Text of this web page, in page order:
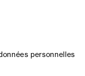
personnelles